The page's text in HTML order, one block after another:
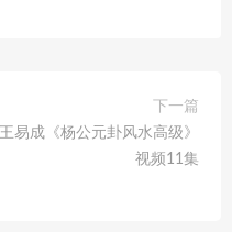
下一篇
王易成《杨公元卦风水高级》
视频11集